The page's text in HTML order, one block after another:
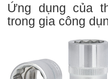
Ứng dụng của
trong gia công